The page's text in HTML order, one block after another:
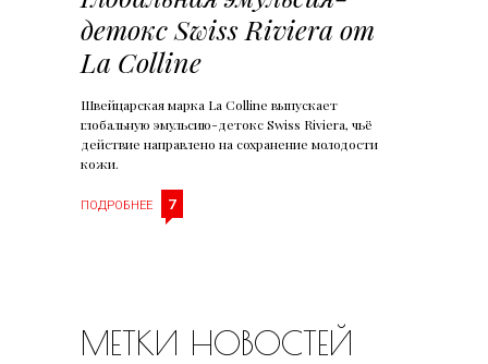
детокс Swiss Riviera от
La Colline
Швейцарская марка La Colline выпускает
глобальную эмульсию-детокс Swiss Riviera, чьё
действие направлено на сохранение молодости
кожи.
ПОДРОБНЕЕ 7
МЕТКИ НОВОСТЕЙ